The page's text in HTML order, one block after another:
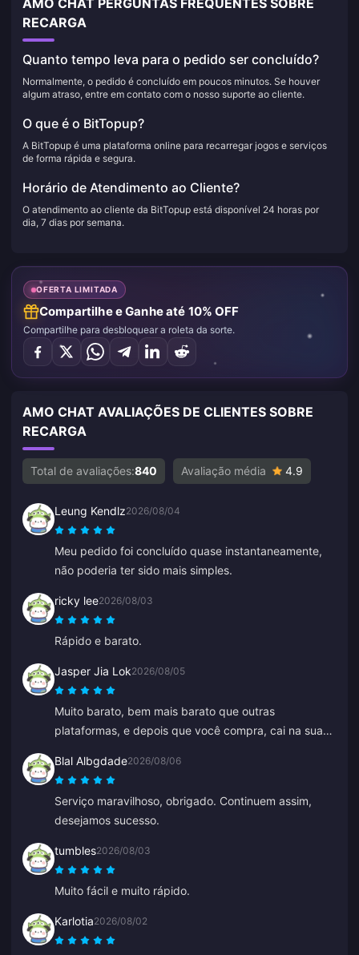
RECARGA
Quanto tempo leva para o pedido ser concluído?
Normalmente, o pedido é concluído em poucos minutos. Se houver
algum atraso, entre em contato com o nosso suporte ao cliente.
O que é o BitTopup?
A BitTopup é uma plataforma online para recarregar jogos e serviços
de forma rápida e segura.
Horário de Atendimento ao Cliente?
O atendimento ao cliente da BitTopup está disponível 24 horas por
dia, 7 dias por semana.
OFERTA LIMITADA
Compartilhe e Ganhe até 10% OFF
Compartilhe para desbloquear a roleta da sorte.
AMO CHAT AVALIAÇÕES DE CLIENTES SOBRE
RECARGA
Total de avaliações:840 Avaliação média 4.9
Leung Kendlz2026/08/04
Meu pedido foi concluído quase instantaneamente,
não poderia ter sido mais simples.
ricky lee2026/08/03
Rápido e barato.
Jasper Jia Lok2026/08/05
Muito barato, bem mais barato que outras
plataformas, e depois que você compra, cai na sua
Blal Albgdade2026/08/06
Serviço maravilhoso, obrigado. Continuem assim,
desejamos sucesso.
tumbles2026/08/03
Muito fácil e muito rápido.
Karlotia2026/08/02